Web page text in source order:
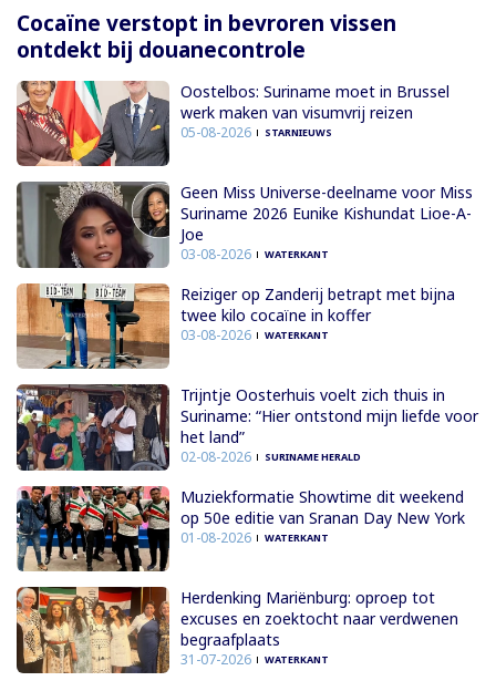
Cocaïne verstopt in bevroren vissen
ontdekt bij douanecontrole
Oostelbos: Suriname moet in Brussel
werk maken van visumvrij reizen
05-08-2026 STARNIEUWS
Geen Miss Universe-deelname voor Miss
Suriname 2026 Eunike Kishundat Lioe-A-
Joe
03-08-2026 WATERKANT
Reiziger op Zanderij betrapt met bijna
twee kilo cocaïne in koffer
03-08-2026 WATERKANT
Trijntje Oosterhuis voelt zich thuis in
Suriname: “Hier ontstond mijn liefde voor
het land”
02-08-2026 SURINAME HERALD
Muziekformatie Showtime dit weekend
op 50e editie van Sranan Day New York
01-08-2026 WATERKANT
Herdenking Mariënburg: oproep tot
excuses en zoektocht naar verdwenen
begraafplaats
31-07-2026 WATERKANT